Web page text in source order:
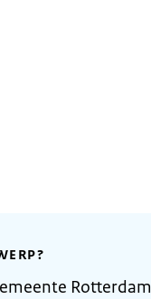
Rotterdam